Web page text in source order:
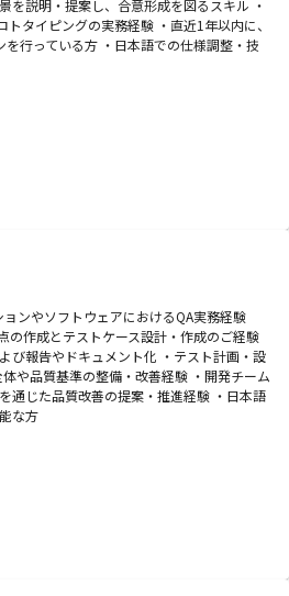
を説明・提案し、合意形成を図るスキル ・
タイピングの実務経験 ・直近1年以内に、
行っている方 ・日本語での仕様調整・技
ンやソフトウェアにおけるQA実務経験
の作成とテストケース設計・作成のご経験
び報告やドキュメント化 ・テスト計画・設
や品質基準の整備・改善経験 ・開発チーム
通じた品質改善の提案・推進経験 ・日本語
な方